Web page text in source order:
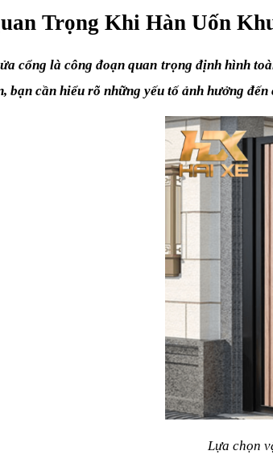
Trọng Khi Hàn Uốn
cổng là công đoạn quan trọng định hình
bạn cần hiểu rõ những yếu tố ảnh hưởng
Lựa chọn